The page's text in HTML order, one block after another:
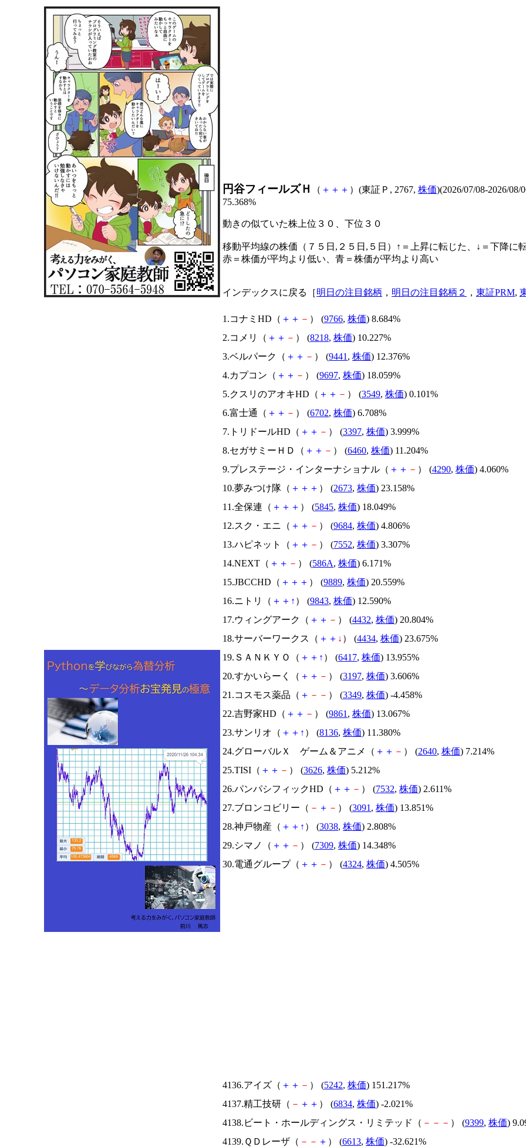
円谷フィールズＨ （ ＋ ＋ ＋ ）(東証Ｐ, 2767, 株価)(2026/07/08-2026/08/
75.368%
動きの似ていた株上位３０、下位３０
移動平均線の株価（７５日,２５日,５日）↑＝上昇に転じた、↓＝下降に
赤＝株価が平均より低い、青＝株価が平均より高い
インデックスに戻る［明日の注目銘柄 ， 明日の注目銘柄２ ， 東証PRM,
1.コナミHD（ ＋ ＋ － ） (9766, 株価) 8.684%
2.コメリ（ ＋ ＋ － ） (8218, 株価) 10.227%
3.ベルパーク（ ＋ ＋ － ） (9441 , 株価) 12.376%
4.カプコン（ ＋ ＋ － ） (9697, 株価) 18.059%
5.クスリのアオキHD（ ＋ ＋ － ） (3549, 株価) 0.101%
6.富士通（ ＋ ＋ － ） (6702, 株価) 6.708%
7.トリドールHD（ ＋ ＋ － ） (3397, 株価) 3.999%
8.セガサミーＨＤ（ ＋ ＋ － ） (6460, 株価) 11.204%
9.プレステージ・インターナショナル（ ＋ ＋ － ） (4290, 株価) 4.060%
10.夢みつけ隊（ ＋ ＋ ＋ ） (2673, 株価) 23.158%
11.全保連（ ＋ ＋ ＋ ） (5845, 株価) 18.049%
12.スク・エニ（ ＋ ＋ － ） (9684, 株価) 4.806%
13.ハピネット（ ＋ ＋ － ） (7552, 株価) 3.307%
14.NEXT（ ＋ ＋ － ） (586A, 株価) 6.171%
15.JBCCHD（ ＋ ＋ ＋ ） (9889, 株価) 20.559%
16.ニトリ（ ＋ ＋ ↑ ） (9843, 株価) 12.590%
17.ウィングアーク（ ＋ ＋ － ） (4432, 株価) 20.804%
18.サーバーワークス（ ＋ ＋ ↓ ） (4434, 株価) 23.675%
19.ＳＡＮＫＹＯ（ ＋ ＋ ↑ ） (6417, 株価) 13.955%
20.すかいらーく（ ＋ ＋ － ） (3197, 株価) 3.606%
21.コスモス薬品（ ＋ － － ） (3349, 株価) -4.458%
22.吉野家HD（ ＋ ＋ － ） (9861 , 株価) 13.067%
23.サンリオ（ ＋ ＋ ↑ ） (8136, 株価) 11.380%
24.グローバルＸ ゲーム＆アニメ（ ＋ ＋ － ） (2640, 株価) 7.214%
25.TISI（ ＋ ＋ － ） (3626, 株価) 5.212%
26.パンパシフィックHD（ ＋ ＋ － ） (7532, 株価) 2.611%
27.ブロンコビリー（ － ＋ － ） (3091 , 株価) 13.851%
28.神戸物産（ ＋ ＋ ↑ ） (3038, 株価) 2.808%
29.シマノ（ ＋ ＋ － ） (7309, 株価) 14.348%
30.電通グループ（ ＋ ＋ － ） (4324, 株価) 4.505%
4136.アイズ（ ＋ ＋ － ） (5242, 株価) 151.217%
4137.精工技研（ － ＋ ＋ ） (6834, 株価) -2.021%
4138.ビート・ホールディングス・リミテッド（ － － － ） (9399, 株価)
4139.ＱＤレーザ（ － － ＋ ） (6613, 株価) -32.621%